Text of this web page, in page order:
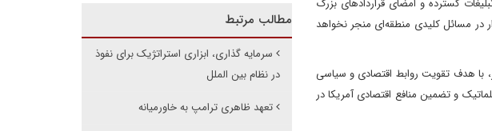
دونالد ترامپ، رئیس‌جمهوری آمریکا، به منطقه خلیج [فارس] در سال ۲۰۲۵، با تبلیغات گسترده و امضای قراردادهای بزرگ
در مسائل کلیدی منطقه‌ای منجر نخواهد
با هدف تقویت روابط اقتصادی و سیاسی
و تضمین منافع اقتصادی آمریکا در
مطالب مرتبط
سرمایه گذاری، ابزاری استراتژیک برای نفوذ
در نظام بین الملل
تعهد ظاهری ترامپ به خاورمیانه